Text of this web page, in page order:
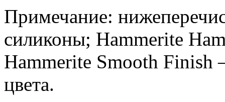
Примечание:
силиконы; Hammerite
Hammerite Smooth Finish
цвета.